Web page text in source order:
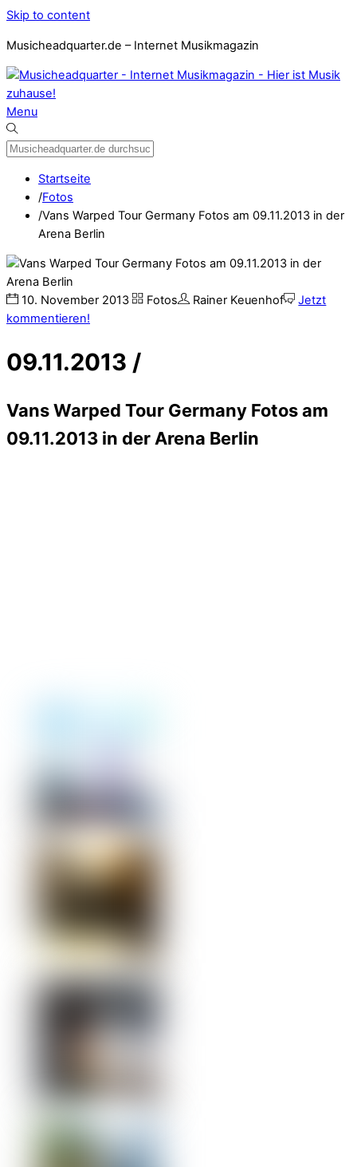
Skip to content
Musicheadquarter.de – Internet Musikmagazin
Menu
Startseite
/Fotos
/Vans Warped Tour Germany Fotos am 09.11.2013 in der
Arena Berlin
10. November 2013 Fotos Rainer Keuenhof
Jetzt
kommentieren!
09.11.2013 /
Vans Warped Tour Germany Fotos am
09.11.2013 in der Arena Berlin